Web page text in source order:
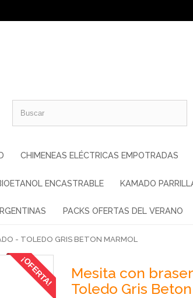
CHIMENEAS ELÉCTRICAS EMPOTRADAS
ENCASTRABLE KAMADO
PACKS OFERTAS DEL VERANO
- TOLEDO GRIS BETON MARMOL
¡OFERTA!
Mesita con
Toledo Gris